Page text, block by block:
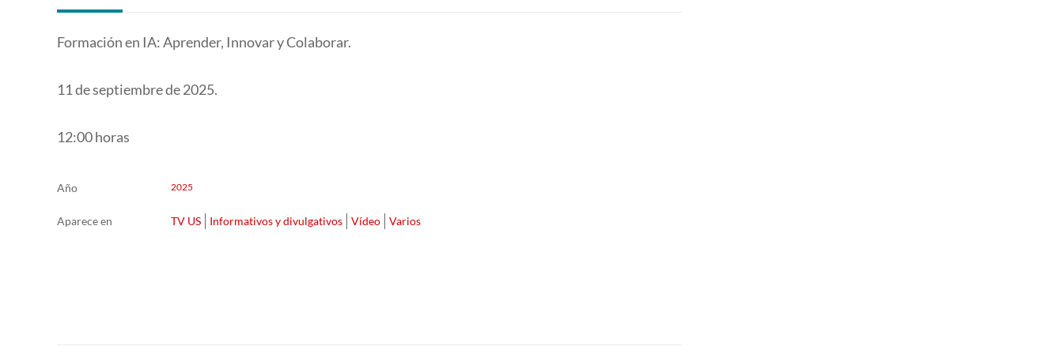
Formación en IA: Aprender, Innovar y Colaborar.
11 de septiembre de 2025.
12:00 horas
Año 2025
Aparece en TV US Informativos y divulgativos Vídeo Varios